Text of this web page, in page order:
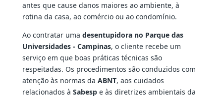
antes que cause danos maiores ao ambiente, à
rotina da casa, ao comércio ou ao condomínio.
Ao contratar uma desentupidora no Parque das
Universidades - Campinas, o cliente recebe um
serviço em que boas práticas técnicas são
respeitadas. Os procedimentos são conduzidos com
atenção às normas da ABNT, aos cuidados
relacionados à Sabespe às diretrizes ambientais da